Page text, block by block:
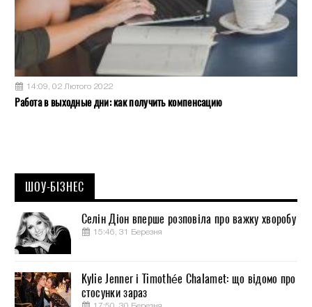
14:09, 02 Лютого 2022
Работа в выходные дни: как получить компенсацию
ШОУ-БІЗНЕС
Селін Діон вперше розповіла про важку хворобу
15:46, 31 Березня
Kylie Jenner і Timothée Chalamet: що відомо про
стосунки зараз